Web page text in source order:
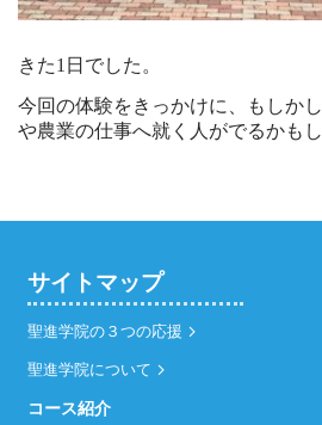
きた1日でした。
今回の体験をきっかけに、もしか
や農業の仕事へ就く人がでるかもし
サイトマップ
聖進学院の３つの応援
聖進学院について
コース紹介